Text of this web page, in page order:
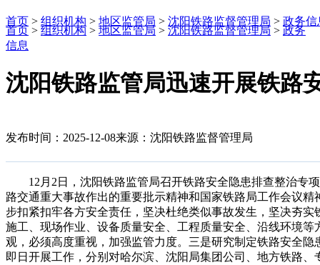
首页 > 组织机构 > 地区监管局 > 沈阳铁路监督管理局 > 政务信
首页 > 组织机构 > 地区监管局 > 沈阳铁路监督管理局 > 政务
信息
沈阳铁路监管局迅速开展铁路
发布时间：2025-12-08来源：沈阳铁路监督管理局
12月2日，沈阳铁路监管局召开铁路安全隐患排查整治专项
路交通重大事故作出的重要批示精神和国家铁路局工作会议
步扣紧扣牢各方安全责任，坚决杜绝类似事故发生，坚决夯
施工、现场作业、设备质量安全、工程质量安全、沿线环境
观，必须高度重视，加强监管力度。三是研究制定铁路安全
即日开展工作，分别对哈尔滨、沈阳局集团公司、地方铁路